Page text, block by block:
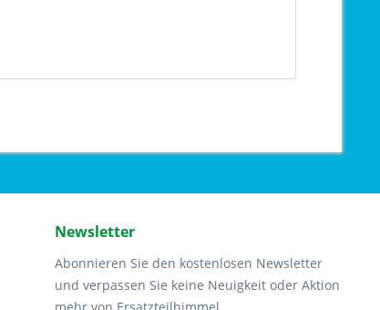
Newsletter
Abonnieren Sie den kostenlosen Newsletter
und verpassen Sie keine Neuigkeit oder Aktion